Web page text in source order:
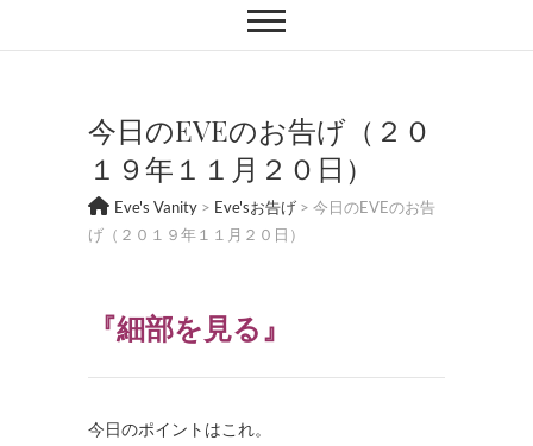
今日のEVEのお告げ（２０
１９年１１月２０日）
Eve's Vanity > Eve'sお告げ > 今日のEVEのお告
げ（２０１９年１１月２０日）
『細部を見る』
今日のポイントはこれ。